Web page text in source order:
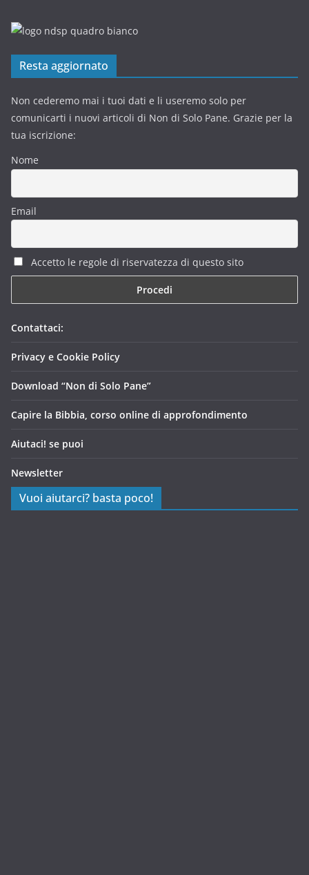
Resta aggiornato
Non cederemo mai i tuoi dati e li useremo solo per
comunicarti i nuovi articoli di Non di Solo Pane. Grazie per la
tua iscrizione:
Nome
Email
Accetto le regole di riservatezza di questo sito
Contattaci:
Privacy e Cookie Policy
Download “Non di Solo Pane”
Capire la Bibbia, corso online di approfondimento
Aiutaci! se puoi
Newsletter
Vuoi aiutarci? basta poco!